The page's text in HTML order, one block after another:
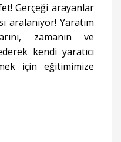
Gerçeği arayanlar
aralanıyor! Yaratım
zamanın ve
kendi yaratıcı
için eğitimimize